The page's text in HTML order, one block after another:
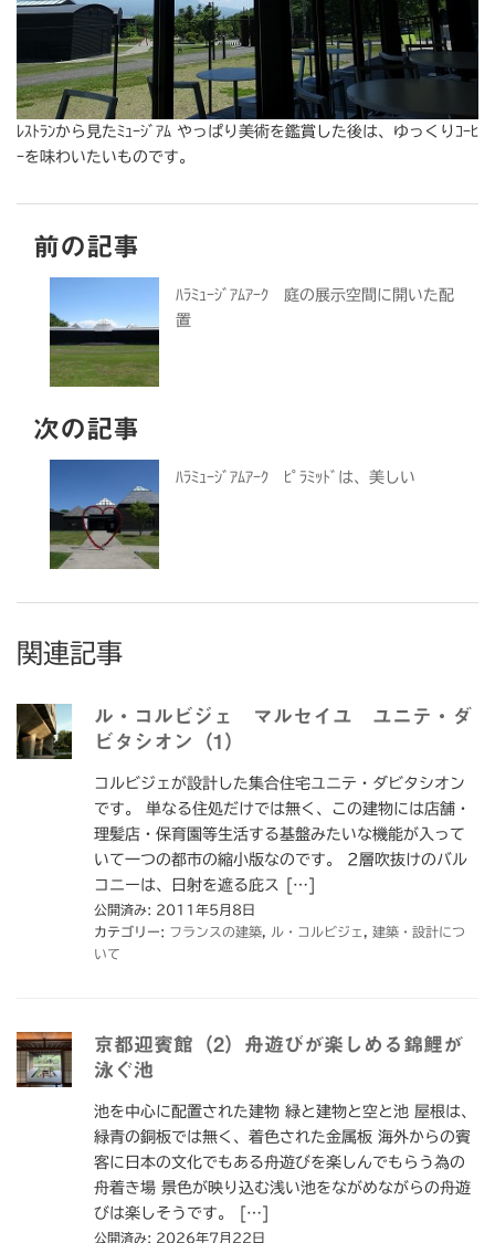
ﾚｽﾄﾗﾝから見たﾐｭｰｼﾞｱﾑ やっぱり美術を鑑賞した後は、ゆっくりｺｰﾋ
ｰを味わいたいものです。
前の記事
ﾊﾗﾐｭｰｼﾞｱﾑｱｰｸ 庭の展示空間に開いた配
置
次の記事
ﾊﾗﾐｭｰｼﾞｱﾑｱｰｸ ﾋﾟﾗﾐｯﾄﾞは、美しい
関連記事
ル・コルビジェ マルセイユ ユニテ・ダ
ビタシオン（1）
コルビジェが設計した集合住宅ユニテ・ダビタシオン
です。 単なる住処だけでは無く、この建物には店舗・
理髪店・保育園等生活する基盤みたいな機能が入って
いて一つの都市の縮小版なのです。 2層吹抜けのバル
コニーは、日射を遮る庇ス […]
公開済み: 2011年5月8日
カテゴリー: フランスの建築 ル・コルビジェ
建築・設計につ
いて
京都迎賓館（2）舟遊びが楽しめる錦鯉が
泳ぐ池
池を中心に配置された建物 緑と建物と空と池 屋根は、
緑青の銅板では無く、着色された金属板 海外からの賓
客に日本の文化でもある舟遊びを楽しんでもらう為の
舟着き場 景色が映り込む浅い池をながめながらの舟遊
びは楽しそうです。 […]
公開済み: 2026年7月22日